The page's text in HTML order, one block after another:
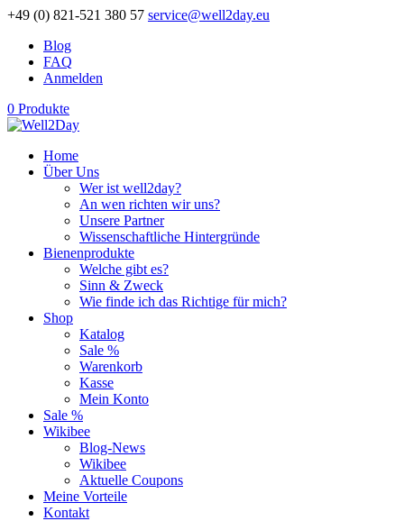
+49 (0) 821-521 380 57 service@well2day.eu
Blog
FAQ
Anmelden
0 Produkte
Home
Über Uns
Wer ist well2day?
An wen richten wir uns?
Unsere Partner
Wissenschaftliche Hintergründe
Bienenprodukte
Welche gibt es?
Sinn & Zweck
Wie finde ich das Richtige für mich?
Shop
Katalog
Sale %
Warenkorb
Kasse
Mein Konto
Sale %
Wikibee
Blog-News
Wikibee
Aktuelle Coupons
Meine Vorteile
Kontakt